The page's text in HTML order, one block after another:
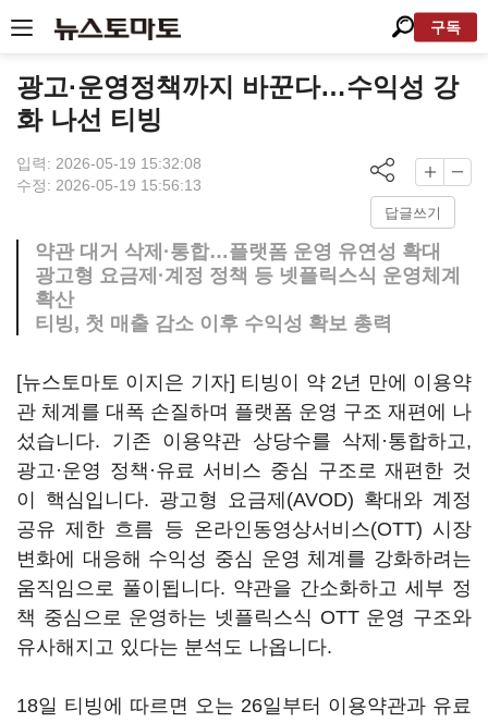
구독
광고·운영정책까지 바꾼다…수익성 강
화 나선 티빙
입력: 2026-05-19 15:32:08
수정: 2026-05-19 15:56:13
답글쓰기
약관 대거 삭제·통합…플랫폼 운영 유연성 확대
광고형 요금제·계정 정책 등 넷플릭스식 운영체계
확산
티빙, 첫 매출 감소 이후 수익성 확보 총력
[뉴스토마토 이지은 기자] 티빙이 약 2년 만에 이용약
관 체계를 대폭 손질하며 플랫폼 운영 구조 재편에 나
섰습니다. 기존 이용약관 상당수를 삭제·통합하고,
광고·운영 정책·유료 서비스 중심 구조로 재편한 것
이 핵심입니다. 광고형 요금제(AVOD) 확대와 계정
공유 제한 흐름 등 온라인동영상서비스(OTT) 시장
변화에 대응해 수익성 중심 운영 체계를 강화하려는
움직임으로 풀이됩니다. 약관을 간소화하고 세부 정
책 중심으로 운영하는 넷플릭스식 OTT 운영 구조와
유사해지고 있다는 분석도 나옵니다.
18일 티빙에 따르면 오는 26일부터 이용약관과 유료